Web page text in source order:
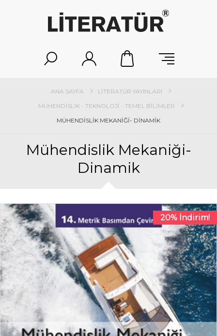
ANA SAYFA
LITERATÜR YAYINLARI
MÜHENDISLIK - TEKNOLOJI - TEMEL BILIMLER
MÜHENDISLIK MEKANIĞI- DINAMIK
Mühendislik Mekaniği-
Dinamik
20% İndirim!